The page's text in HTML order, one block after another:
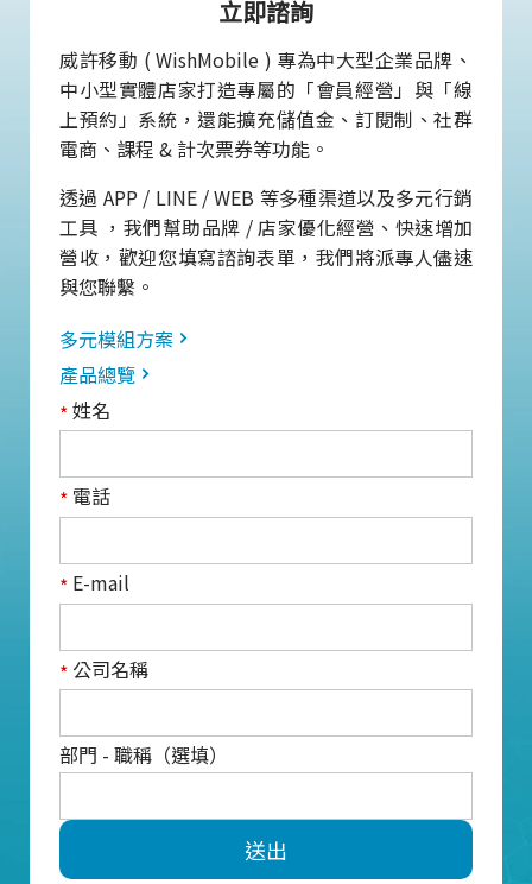
立即諮詢
威許移動 ( WishMobile ) 專為中大型企業品牌、
中小型實體店家打造專屬的「會員經營」與「線
上預約」系統，還能擴充儲值金、訂閱制、社群
電商、課程 & 計次票券等功能。
透過 APP / LINE / WEB 等多種渠道以及多元行銷
工具 ，我們幫助品牌 / 店家優化經營、快速增加
營收，歡迎您填寫諮詢表單，我們將派專人儘速
與您聯繫。
多元模組方案
產品總覽
*姓名
* 電話
* E-mail
* 公司名稱
部門 - 職稱（選填）
送出